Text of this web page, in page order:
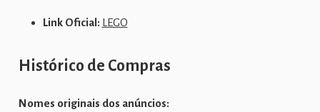
Link Oficial: LEGO
Histórico de Compras
Nomes originais dos anúncios: